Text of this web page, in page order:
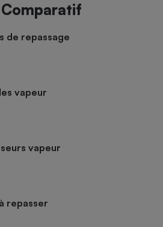
de repassage
vapeur
vapeur
repasser